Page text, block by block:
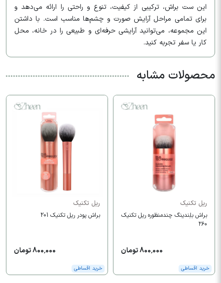
این ست براش، ترکیبی از کیفیت، تنوع و راحتی را ارائه می‌دهد و
برای تمامی مراحل آرایش صورت و چشم‌ها مناسب است. با داشتن
این مجموعه، می‌توانید آرایشی حرفه‌ای و طبیعی را در خانه، محل
کار یا سفر تجربه کنید.
محصولات مشابه
ریل تکنیک
براش بلِندینگ چندمنظوره ریل تکنیک
۲۶۰
800,000 تومان
خرید اقساطی
ریل تکنیک
براش پودر ریل تکنیک 201
800,000 تومان
خرید اقساطی